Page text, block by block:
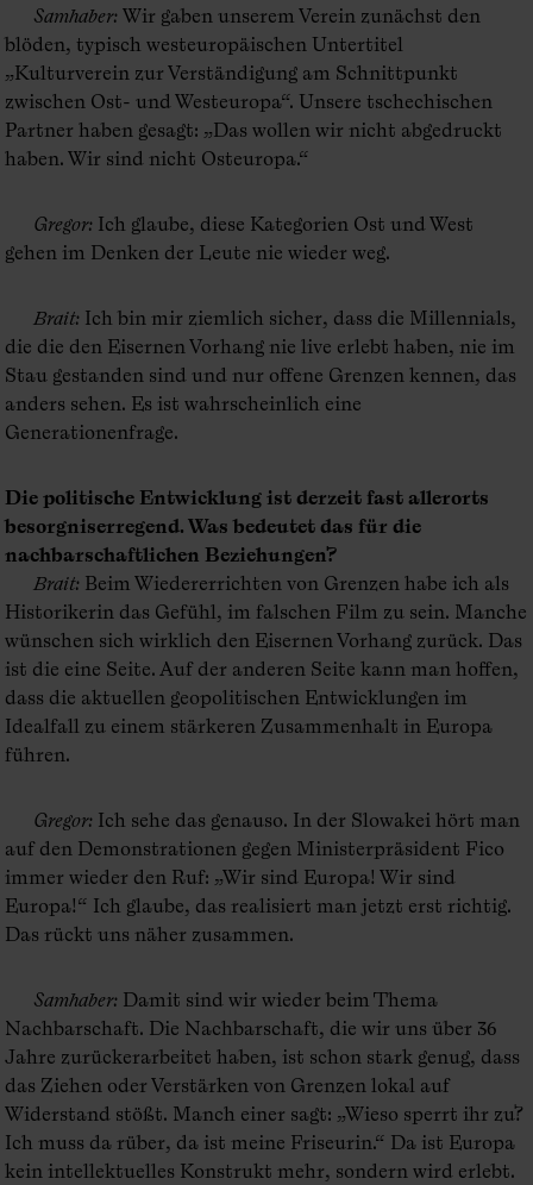
Samhaber: Wir gaben unserem Verein zunächst den
blöden, typisch westeuropäischen Untertitel
„Kulturverein zur Verständigung am Schnittpunkt
zwischen Ost- und Westeuropa“. Unsere tschechischen
Partner haben gesagt: „Das wollen wir nicht abgedruckt
haben. Wir sind nicht Osteuropa.“
Gregor: Ich glaube, diese Kategorien Ost und West
gehen im Denken der Leute nie wieder weg.
Brait: Ich bin mir ziemlich sicher, dass die Millennials,
die die den Eisernen Vorhang nie live erlebt haben, nie im
Stau gestanden sind und nur offene Grenzen kennen, das
anders sehen. Es ist wahrscheinlich eine
Generationenfrage.
Die politische Entwicklung ist derzeit fast allerorts
besorgniserregend. Was bedeutet das für die
nachbarschaftlichen Beziehungen?
Brait: Beim Wiedererrichten von Grenzen habe ich als
Historikerin das Gefühl, im falschen Film zu sein. Manche
wünschen sich wirklich den Eisernen Vorhang zurück. Das
ist die eine Seite. Auf der anderen Seite kann man hoffen,
dass die aktuellen geopolitischen Entwicklungen im
Idealfall zu einem stärkeren Zusammenhalt in Europa
führen.
Gregor: Ich sehe das genauso. In der Slowakei hört man
auf den Demonstrationen gegen Ministerpräsident Fico
immer wieder den Ruf: „Wir sind Europa! Wir sind
Europa!“ Ich glaube, das realisiert man jetzt erst richtig.
Das rückt uns näher zusammen.
Samhaber: Damit sind wir wieder beim Thema
Nachbarschaft. Die Nachbarschaft, die wir uns über 36
Jahre zurück­erarbeitet haben, ist schon stark genug, dass
das Ziehen oder Verstärken von Grenzen lokal auf
Widerstand stößt. Manch einer sagt: „Wieso sperrt ihr zu?
Ich muss da rüber, da ist meine Friseurin.“ Da ist Europa
kein intellektuelles Konstrukt mehr, sondern wird erlebt.